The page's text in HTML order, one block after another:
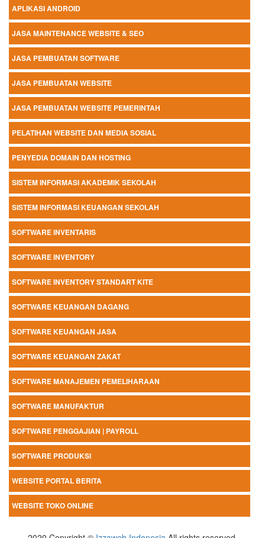
APLIKASI ANDROID
JASA MAINTENANCE WEBSITE & SEO
JASA PEMBUATAN SOFTWARE
JASA PEMBUATAN WEBSITE
JASA PEMBUATAN WEBSITE PEMERINTAH
PELATIHAN WEBSITE DAN MEDIA SOSIAL
PENYEDIA DOMAIN DAN HOSTING
SISTEM INFORMASI AKADEMIK SEKOLAH
SISTEM INFORMASI KEUANGAN SEKOLAH
SOFTWARE INVENTARIS
SOFTWARE INVENTORY
SOFTWARE INVENTORY STANDART KITE
SOFTWARE KEUANGAN DAGANG
SOFTWARE KEUANGAN JASA
SOFTWARE KEUANGAN ZAKAT
SOFTWARE MANAJEMEN PEMELIHARAAN
SOFTWARE MANUFAKTUR
SOFTWARE PENGGAJIAN | PAYROLL
SOFTWARE PRODUKSI
WEBSITE PORTAL BERITA
WEBSITE TOKO ONLINE